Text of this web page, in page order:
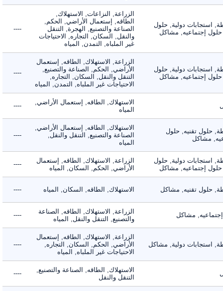
استجابات دولية, حلول
إجتماعيه, مشاكل
الزراعة, النزاعات, الاستهلاك,
الطاقه, إستعمال الأراضي, الحكم,
الصناعة والتصنيع, الهجرة, التنقل
والنقل, السكان, التجاره, الاحتياجات
غير الملباه, التمدن, المياه
----
استجابات دولية, حلول
إجتماعيه, مشاكل
الزراعة, الاستهلاك, الطاقه, إستعمال
الأراضي, الحكم, الصناعة والتصنيع,
التنقل والنقل, السكان, التجاره,
الاحتياجات غير الملباه, التمدن, المياه
----
الاستهلاك, الطاقه, إستعمال الأراضي,
المياه
----
حلول تقنيه, حلول
مشاكل
الاستهلاك, الطاقه, إستعمال الأراضي,
الصناعة والتصنيع, التنقل والنقل,
المياه
----
استجابات دولية, حلول
إجتماعيه, مشاكل
الزراعة, الاستهلاك, الطاقه, إستعمال
الأراضي, الحكم, السكان, المياه
----
حلول تقنيه, مشاكل الاستهلاك, الطاقه, السكان, المياه ----
مشاكل
الزراعة, الاستهلاك, الطاقه, الصناعة
والتصنيع, التنقل والنقل, المياه
----
استجابات دولية, مشاكل
الزراعة, الاستهلاك, الطاقه, إستعمال
الأراضي, الحكم, السكان, التجاره,
الاحتياجات غير الملباه, المياه
----
الاستهلاك, الطاقه, الصناعة والتصنيع,
التنقل والنقل
----